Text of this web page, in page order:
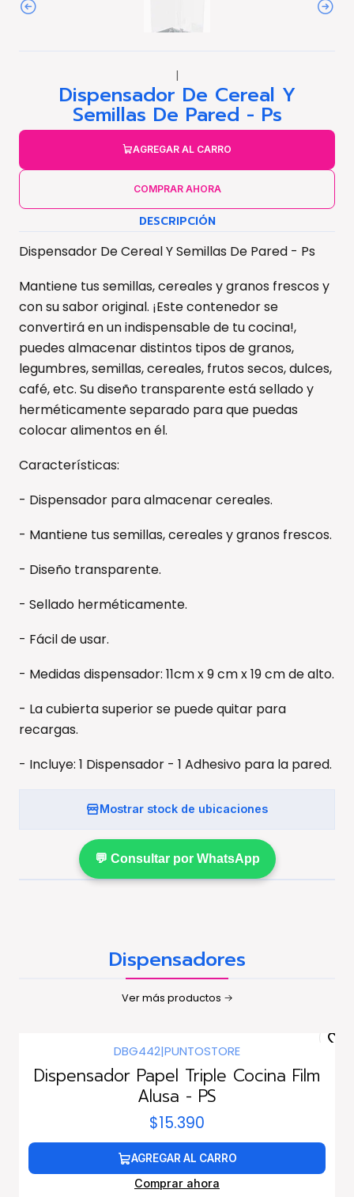
|
Dispensador De Cereal Y
Semillas De Pared - Ps
AGREGAR AL CARRO
COMPRAR AHORA
DESCRIPCIÓN
Dispensador De Cereal Y Semillas De Pared - Ps
Mantiene tus semillas, cereales y granos frescos y
con su sabor original. ¡Este contenedor se
convertirá en un indispensable de tu cocina!,
puedes almacenar distintos tipos de granos,
legumbres, semillas, cereales, frutos secos, dulces,
café, etc. Su diseño transparente está sellado y
herméticamente separado para que puedas
colocar alimentos en él.
Características:
- Dispensador para almacenar cereales.
- Mantiene tus semillas, cereales y granos frescos.
- Diseño transparente.
- Sellado herméticamente.
- Fácil de usar.
- Medidas dispensador: 11cm x 9 cm x 19 cm de alto.
- La cubierta superior se puede quitar para
recargas.
- Incluye: 1 Dispensador - 1 Adhesivo para la pared.
Mostrar stock de ubicaciones
💬 Consultar por WhatsApp
Dispensadores
Ver más productos
DBG442|PUNTOSTORE
Dispensador Papel Triple Cocina Film
Alusa - PS
$15.390
AGREGAR AL CARRO
Comprar ahora